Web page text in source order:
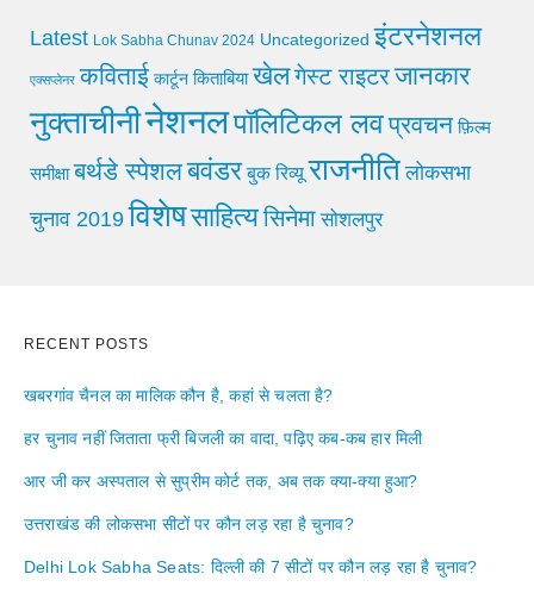
Latest Lok Sabha Chunav 2024 Uncategorized इंटरनेशनल
एक्सप्लेनर कविताई कार्टून किताबिया खेलगेस्ट राइटरजानकार
नुक्ताचीनीनेशनलपॉलिटिकल लवप्रवचन फ़िल्म
समीक्षा बर्थडे स्पेशलबवंडर बुक रिव्यू राजनीति लोकसभा
चुनाव 2019 विशेषसाहित्यसिनेमा सोशलपुर
RECENT POSTS
खबरगांव चैनल का मालिक कौन है, कहां से चलता है?
हर चुनाव नहीं जिताता फ्री बिजली का वादा, पढ़िए कब-कब हार मिली
आर जी कर अस्पताल से सुप्रीम कोर्ट तक, अब तक क्या-क्या हुआ?
उत्तराखंड की लोकसभा सीटों पर कौन लड़ रहा है चुनाव?
Delhi Lok Sabha Seats: दिल्ली की 7 सीटों पर कौन लड़ रहा है चुनाव?